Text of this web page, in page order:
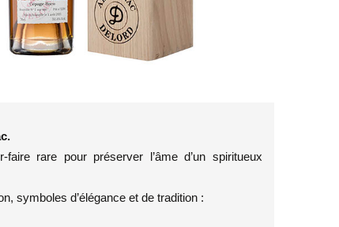
rare pour préserver l’âme d’un spiritueux
symboles d’élégance et de tradition :